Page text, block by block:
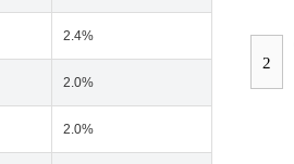
2.4%
2.0%
2.0%
2